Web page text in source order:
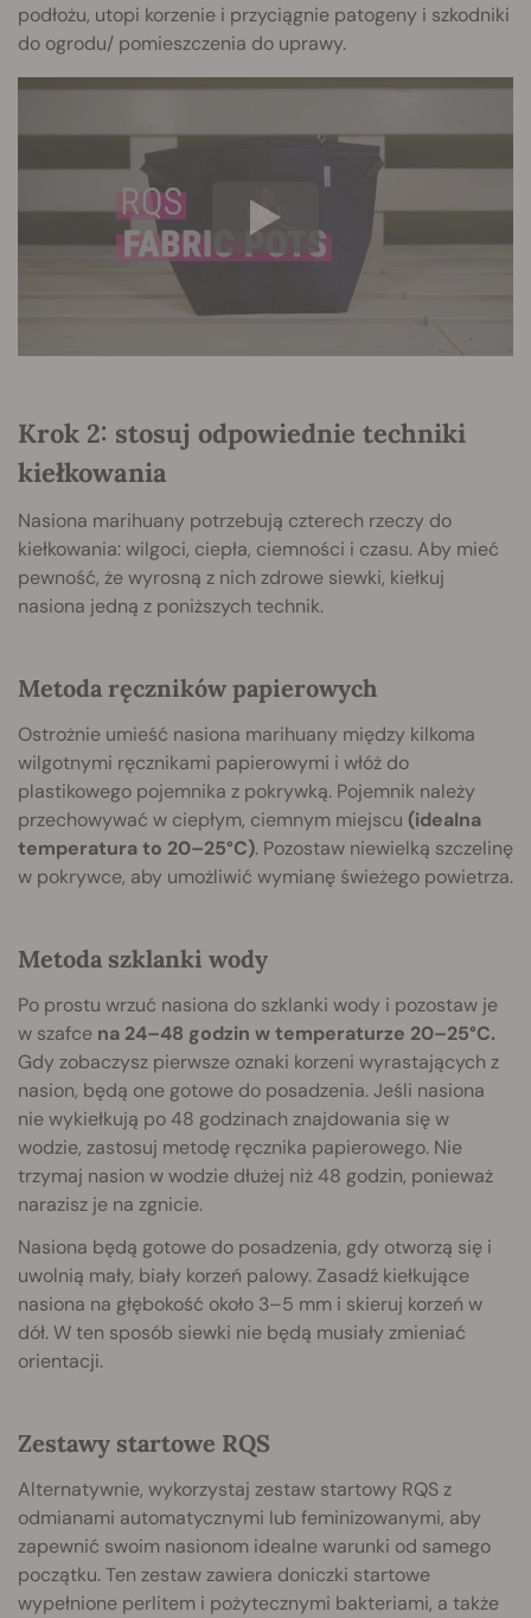
podłożu, utopi korzenie i przyciągnie patogeny i szkodniki
do ogrodu/ pomieszczenia do uprawy.
Krok 2: stosuj odpowiednie techniki
kiełkowania
Nasiona marihuany potrzebują czterech rzeczy do
kiełkowania: wilgoci, ciepła, ciemności i czasu. Aby mieć
pewność, że wyrosną z nich zdrowe siewki, kiełkuj
nasiona jedną z poniższych technik.
Metoda ręczników papierowych
Ostrożnie umieść nasiona marihuany między kilkoma
wilgotnymi ręcznikami papierowymi i włóż do
plastikowego pojemnika z pokrywką. Pojemnik należy
przechowywać w ciepłym, ciemnym miejscu (idealna
temperatura to 20–25°C). Pozostaw niewielką szczelinę
w pokrywce, aby umożliwić wymianę świeżego powietrza.
Metoda szklanki wody
Po prostu wrzuć nasiona do szklanki wody i pozostaw je
w szafce na 24–48 godzin w temperaturze 20–25°C.
Gdy zobaczysz pierwsze oznaki korzeni wyrastających z
nasion, będą one gotowe do posadzenia. Jeśli nasiona
nie wykiełkują po 48 godzinach znajdowania się w
wodzie, zastosuj metodę ręcznika papierowego. Nie
trzymaj nasion w wodzie dłużej niż 48 godzin, ponieważ
narazisz je na zgnicie.
Nasiona będą gotowe do posadzenia, gdy otworzą się i
uwolnią mały, biały korzeń palowy. Zasadź kiełkujące
nasiona na głębokość około 3–5 mm i skieruj korzeń w
dół. W ten sposób siewki nie będą musiały zmieniać
orientacji.
Zestawy startowe RQS
Alternatywnie, wykorzystaj zestaw startowy RQS z
odmianami automatycznymi lub feminizowanymi, aby
zapewnić swoim nasionom idealne warunki od samego
początku. Ten zestaw zawiera doniczki startowe
wypełnione perlitem i pożytecznymi bakteriami, a także